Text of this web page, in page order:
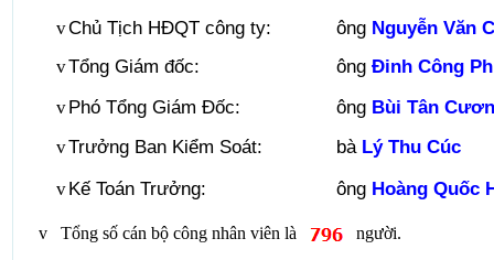
vChủ Tịch HĐQT công ty: ông Nguyễn Văn
vTổng Giám đốc: ông Đinh Công
vPhó Tổng Giám Đốc: ông Bùi Tân
vTrưởng Ban Kiểm Soát: bà Lý Thu Cúc
vKế Toán Trưởng: ông Hoàng Quốc
v Tổng số cán bộ công nhân viên là
người.